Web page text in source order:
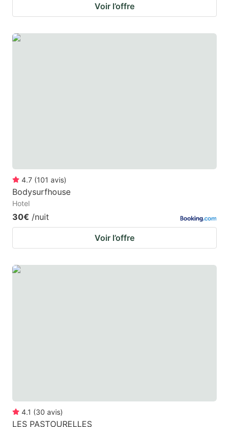
Voir l’offre
4.7 (101 avis)
Bodysurfhouse
Hotel
30€ /nuit
Voir l’offre
4.1 (30 avis)
LES PASTOURELLES